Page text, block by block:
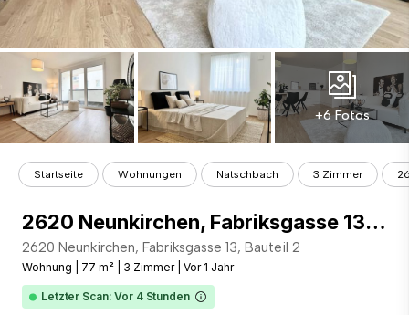
+6 Fotos
Startseite Wohnungen Natschbach 3 Zimmer
2620 Neunkirchen, Fabriksgasse 13, Bauteil 2
2620 Neunkirchen, Fabriksgasse 13, Bauteil 2
Wohnung 77 m² 3 Zimmer Vor 1 Jahr
Letzter Scan: Vor 4 Stunden